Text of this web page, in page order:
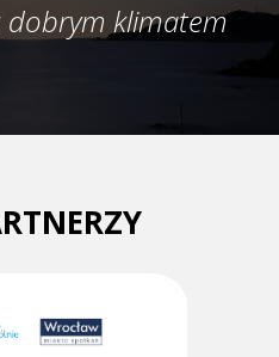
dobrym klimatem